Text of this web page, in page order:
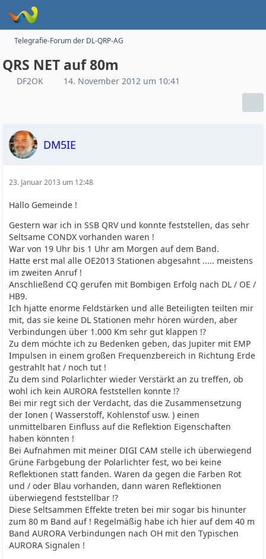
Telegrafie-Forum der DL-QRP-AG
QRS NET auf 80m
DF2OK 14. November 2012 um 10:41
DM5IE
23. Januar 2013 um 12:48
Hallo Gemeinde !
Gestern war ich in SSB QRV und konnte feststellen, das sehr
Seltsame CONDX vorhanden waren !
War von 19 Uhr bis 1 Uhr am Morgen auf dem Band.
Hatte erst mal alle OE2013 Stationen abgesahnt ..... meistens
im zweiten Anruf !
Anschließend CQ gerufen mit Bombigen Erfolg nach DL / OE /
HB9.
Ich hjatte enorme Feldstärken und alle Beteiligten teilten mir
mit, das sie keine DL Stationen mehr hören würden, aber
Verbindungen über 1.000 Km sehr gut klappen !?
Zu dem möchte ich zu Bedenken geben, das Jupiter mit EMP
Impulsen in einem großen Frequenzbereich in Richtung Erde
gestrahlt hat / noch tut !
Zu dem sind Polarlichter wieder Verstärkt an zu treffen, ob
wohl ich kein AURORA feststellen konnte !?
Bei mir regt sich der Verdacht, das die Zusammensetzung
der Ionen ( Wasserstoff, Kohlenstof usw. ) einen
unmittelbaren Einfluss auf die Reflektion Eigenschaften
haben könnten !
Bei Aufnahmen mit meiner DIGI CAM stelle ich überwiegend
Grüne Farbgebung der Polarlichter fest, wo bei keine
Reflektionen statt fanden. Waren da gegen die Farben Rot
und / oder Blau vorhanden, dann waren Reflektionen
überwiegend feststellbar !?
Diese Seltsammen Effekte treten bei mir sogar bis hinunter
zum 80 m Band auf ! Regelmäßig habe ich hier auf dem 40 m
Band AURORA Verbindungen nach OH mit den Typischen
AURORA Signalen !